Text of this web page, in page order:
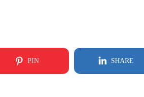
PIN SHARE